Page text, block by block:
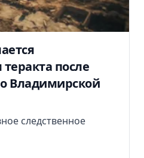
после
Владимирской
следственное